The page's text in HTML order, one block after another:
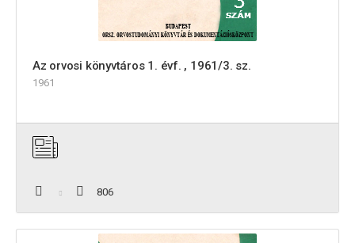
Az orvosi könyvtáros 1. évf. , 1961/3. sz.
1961
806